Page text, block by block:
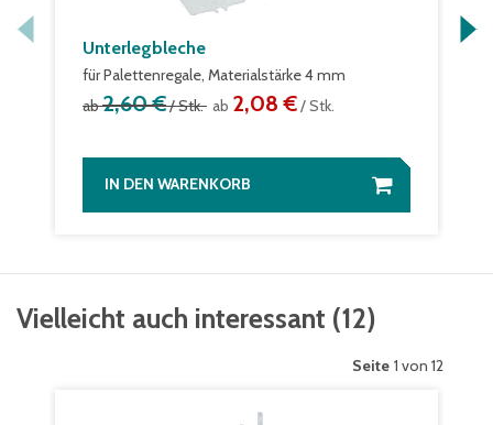
Unterlegbleche
für Palettenregale, Materialstärke 4 mm
ab2,60 €/ Stk. ab 2,08 €/ Stk.
IN DEN WARENKORB
Vielleicht auch interessant (12)
Seite 1 von 12